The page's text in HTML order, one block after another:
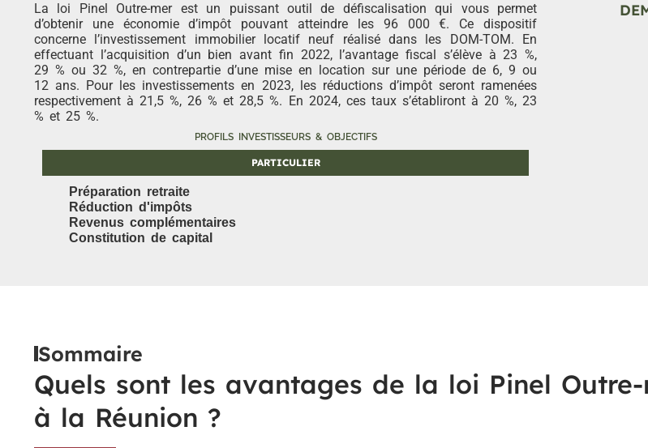
La loi Pinel Outre-mer est un puissant outil de défiscalisation qui vous permet
d’obtenir une économie d’impôt pouvant atteindre les 96 000 €. Ce dispositif
concerne l’investissement immobilier locatif neuf réalisé dans les DOM-TOM. En
effectuant l’acquisition d’un bien avant fin 2022, l’avantage fiscal s’élève à 23 %,
29 % ou 32 %, en contrepartie d’une mise en location sur une période de 6, 9 ou
12 ans. Pour les investissements en 2023, les réductions d’impôt seront ramenées
respectivement à 21,5 %, 26 % et 28,5 %. En 2024, ces taux s’établiront à 20 %, 23
% et 25 %.
PROFILS INVESTISSEURS & OBJECTIFS
PARTICULIER
Préparation retraite
Réduction d'impôts
Revenus complémentaires
Constitution de capital
Sommaire
Quels sont les avantages de la loi Pinel
à la Réunion ?